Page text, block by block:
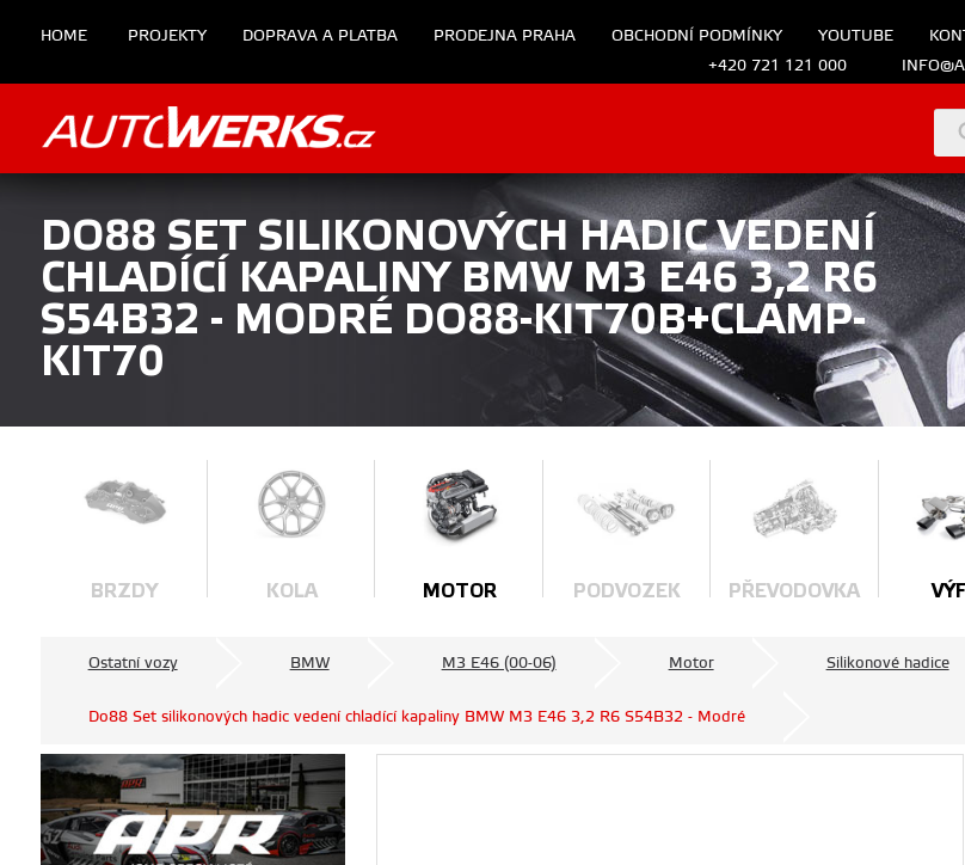
HOME PROJEKTY DOPRAVA A PLATBA PRODEJNA PRAHA OBCHODNÍ PODMÍNKY YOUTUBE
+420 721 121 000
DO88 SET SILIKONOVÝCH HADIC VEDENÍ
CHLADÍCÍ KAPALINY BMW M3 E46 3,2 R6
S54B32 - MODRÉ DO88-KIT70B+CLAMP-
KIT70
BRZDY KOLA MOTOR PODVOZEK PŘEVODOVKA
Ostatní vozy BMW M3 E46 (00-06) Motor Silikonové hadice
Do88 Set silikonových hadic vedení chladící kapaliny BMW M3 E46 3,2 R6 S54B32 - Modré